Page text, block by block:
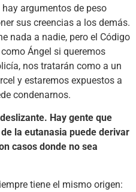
argumentos de peso
sus creencias a los demás.
nada a nadie, pero el Código
Ángel si queremos
nos tratarán como a un
y estaremos expuestos a
condenarnos.
Hay gente que
la eutanasia puede derivar
casos donde no sea
tiene el mismo origen: